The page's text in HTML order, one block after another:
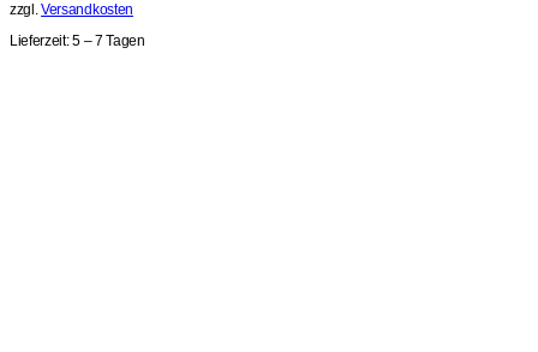
zzgl.Versandkosten
Lieferzeit:5 – 7 Tagen